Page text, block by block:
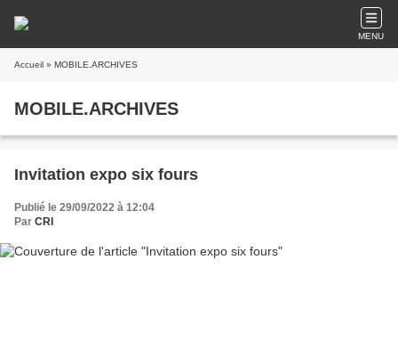
MENU
Accueil » MOBILE.ARCHIVES
MOBILE.ARCHIVES
Invitation expo six fours
Publié le 29/09/2022 à 12:04
Par CRI